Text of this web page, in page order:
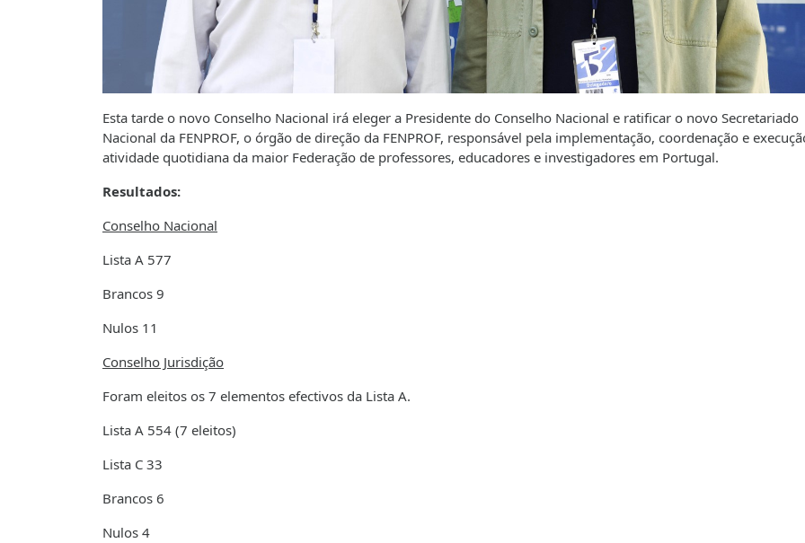
Esta tarde o novo Conselho Nacional irá eleger a Presidente do Conselho Nacional e ratificar o novo Secretariado
Nacional da FENPROF, o órgão de direção da FENPROF, responsável pela implementação, coordenação e
atividade quotidiana da maior Federação de professores, educadores e investigadores em Portugal.
Resultados:
Conselho Nacional
Lista A 577
Brancos 9
Nulos 11
Conselho Jurisdição
Foram eleitos os 7 elementos efectivos da Lista A.
Lista A 554 (7 eleitos)
Lista C 33
Brancos 6
Nulos 4